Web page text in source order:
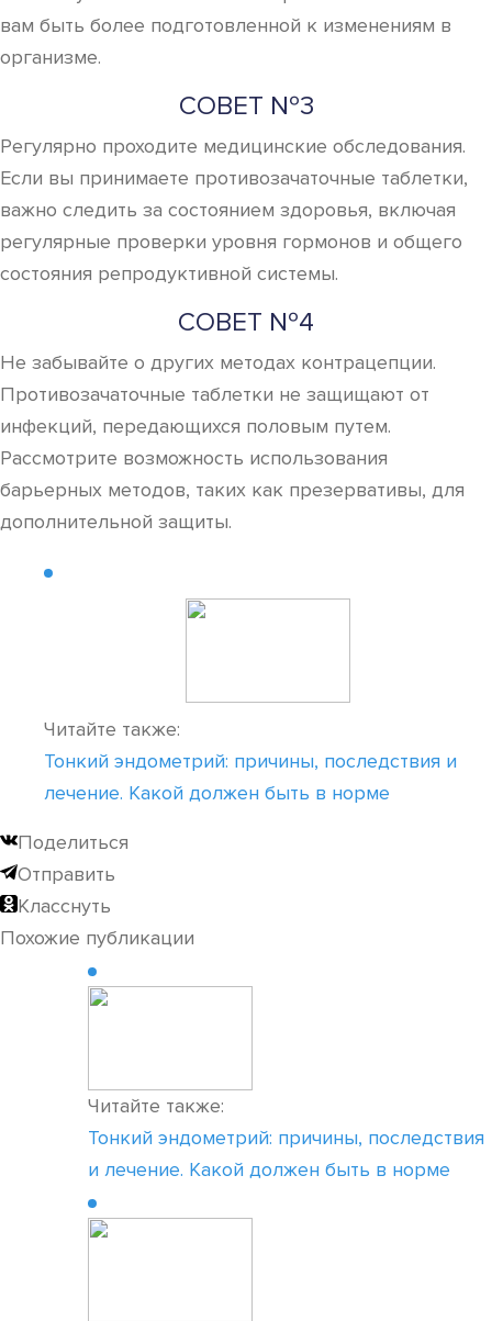
вам быть более подготовленной к изменениям в
организме.
СОВЕТ №3
Регулярно проходите медицинские обследования.
Если вы принимаете противозачаточные таблетки,
важно следить за состоянием здоровья, включая
регулярные проверки уровня гормонов и общего
состояния репродуктивной системы.
СОВЕТ №4
Не забывайте о других методах контрацепции.
Противозачаточные таблетки не защищают от
инфекций, передающихся половым путем.
Рассмотрите возможность использования
барьерных методов, таких как презервативы, для
дополнительной защиты.
Читайте также:
Тонкий эндометрий: причины, последствия и
лечение. Какой должен быть в норме
Поделиться
Отправить
Класснуть
Похожие публикации
Читайте также:
Тонкий эндометрий: причины, последствия
и лечение. Какой должен быть в норме